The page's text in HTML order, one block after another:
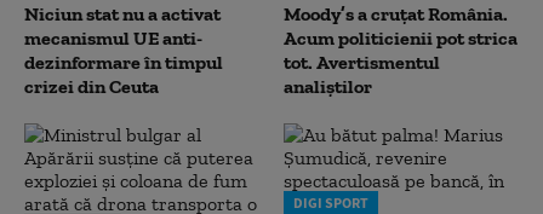
Niciun stat nu a activat
mecanismul UE anti-
dezinformare în timpul
crizei din Ceuta
Moody’s a cruțat România.
Acum politicienii pot strica
tot. Avertismentul
analiștilor
DIGI SPORT